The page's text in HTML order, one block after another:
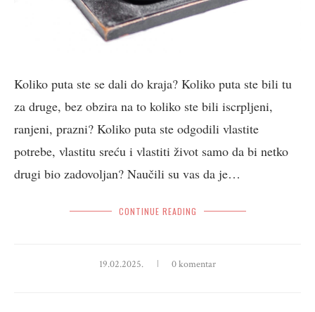
Koliko puta ste se dali do kraja? Koliko puta ste bili tu
za druge, bez obzira na to koliko ste bili iscrpljeni,
ranjeni, prazni? Koliko puta ste odgodili vlastite
potrebe, vlastitu sreću i vlastiti život samo da bi netko
drugi bio zadovoljan? Naučili su vas da je…
CONTINUE READING
19.02.2025. 0 komentar